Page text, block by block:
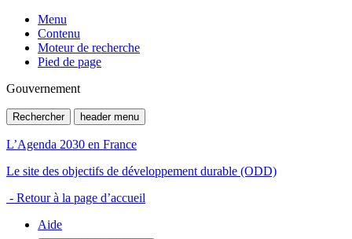
Menu
Contenu
Moteur de recherche
Pied de page
Gouvernement
Rechercher header menu
L’Agenda 2030 en France
Le site des objectifs de développement durable (ODD)
- Retour à la page d’accueil
Aide